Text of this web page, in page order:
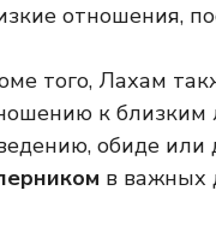
отношения,
того, Лахам
к близким
обиде
в важных